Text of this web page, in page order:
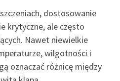
dostosowanie
krytyczne, ale często
Nawet niewielkie
wilgotności i
oznaczać różnicę między